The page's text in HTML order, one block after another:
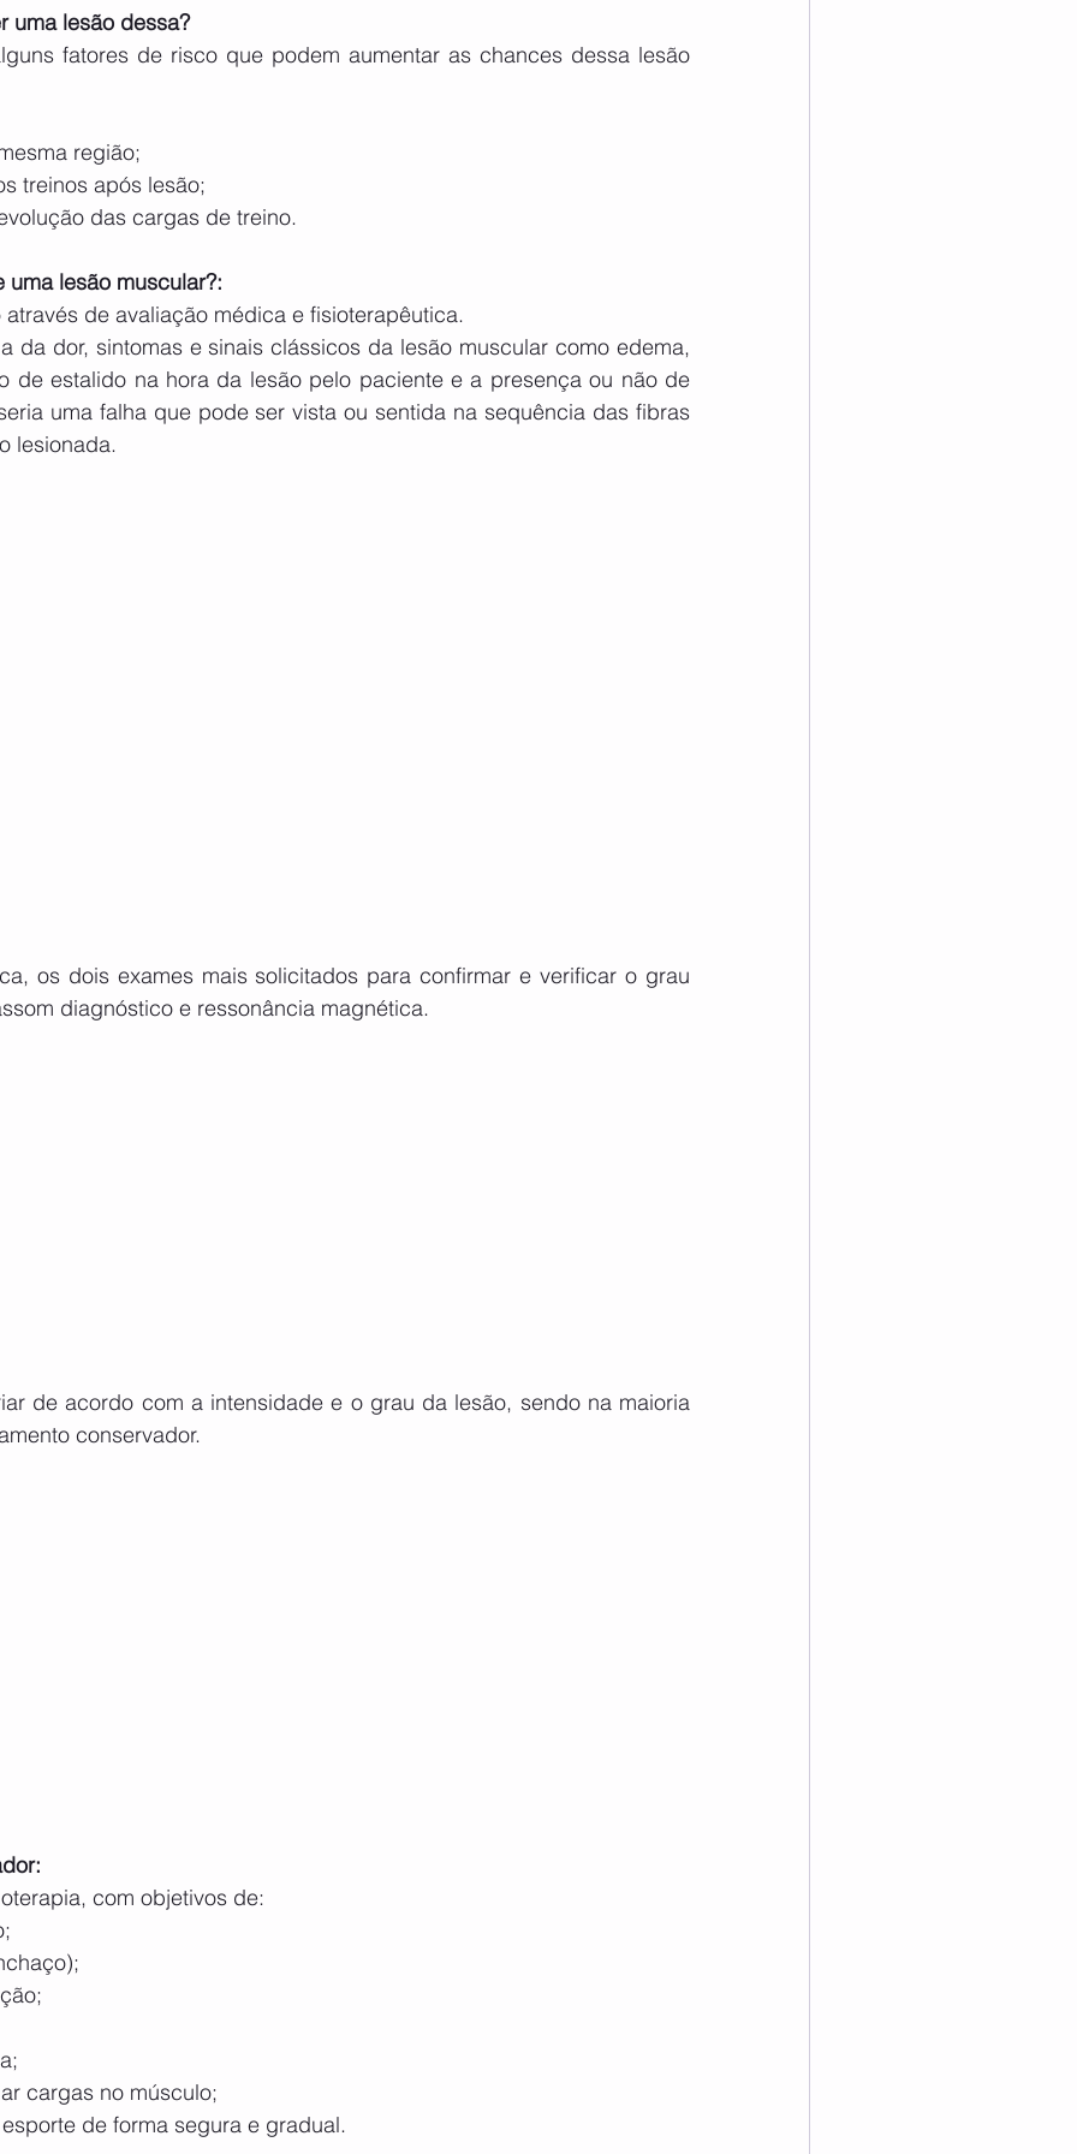
uma lesão dessa?
fatores de risco que podem aumentar as chances dessa lesão
região;
treinos após lesão;
das cargas de treino.
uma lesão muscular?:
de avaliação médica e fisioterapêutica.
da dor, sintomas e sinais clássicos da lesão muscular como edema,
de estalido na hora da lesão pelo paciente e a presença ou não de
uma falha que pode ser vista ou sentida na sequência das fibras
lesionada.
os dois exames mais solicitados para confirmar e verificar o grau
diagnóstico e ressonância magnética.
de acordo com a intensidade e o grau da lesão, sendo na maioria
conservador.
com objetivos de:
cargas no músculo;
de forma segura e gradual.